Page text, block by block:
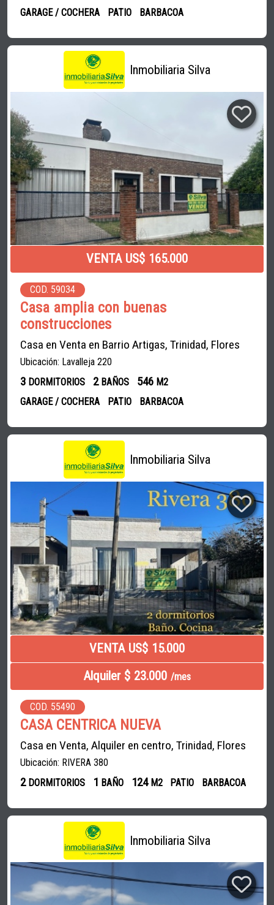
GARAGE / COCHERA
PATIO BARBACOA
Inmobiliaria Silva
VENTA US$ 165.000
COD. 59034
Casa amplia con buenas
construcciones
Casa en Venta en Barrio Artigas, Trinidad, Flores
Ubicación: Lavalleja 220
3 DORMITORIOS 2BAÑOS 546 M2
GARAGE / COCHERA
PATIO BARBACOA
Inmobiliaria Silva
VENTA US$ 15.000
Alquiler $ 23.000 /mes
COD. 55490
CASA CENTRICA NUEVA
Casa en Venta, Alquiler en centro, Trinidad, Flores
Ubicación: RIVERA 380
2DORMITORIOS 1 BAÑO 124 M2 PATIO BARBACOA
Inmobiliaria Silva